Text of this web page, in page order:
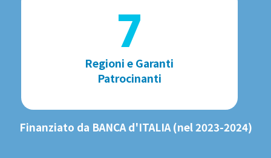
7
Regioni e Garanti
Patrocinanti
Finanziato da BANCA d'ITALIA (nel 2023-2024)